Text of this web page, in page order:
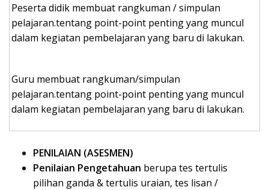
Peserta didik membuat rangkuman / simpulan
pelajaran.tentang point-point penting yang muncul
dalam kegiatan pembelajaran yang baru di lakukan.
Guru membuat rangkuman/simpulan
pelajaran.tentang point-point penting yang muncul
dalam kegiatan pembelajaran yang baru di lakukan.
PENILAIAN (ASESMEN)
Penilaian Pengetahuan berupa tes tertulis
pilihan ganda & tertulis uraian, tes lisan /